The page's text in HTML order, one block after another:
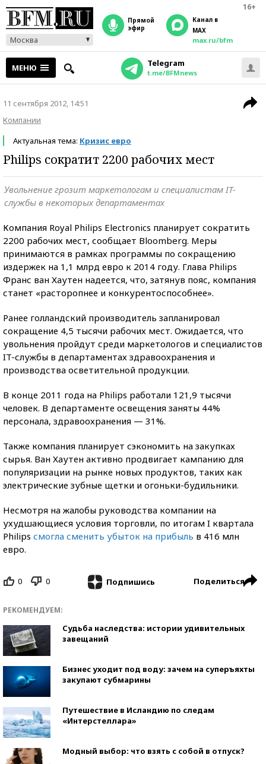
16+
Москва
прямой
эфир
Канал в
MAX
max.ru/bfm
МЕНЮ Telegram
t.me/BFMnews
11 сентября 2012, 14:51
Компании
Актуальная тема: Кризис евро
Philips сократит 2200 рабочих мест
Увольнение грозит маркетологам и специалистам IT-
службы в некоторых департаментах
Компания Royal Philips Electronics планирует сократить
2200 рабочих мест, сообщает Bloomberg. Меры
принимаются в рамках программы по сокращению
издержек на 1,1 млрд евро к 2014 году. Глава Philips
Франс ван Хаутен надеется, что, затянув пояс, компания
станет «расторопнее и конкурентоспособнее».
Ранее голландский производитель запланировал
сокращение 4,5 тысячи рабочих мест. Ожидается, что
увольнения пройдут среди маркетологов и специалистов
IT-службы в департаментах здравоохранения и
производства осветительной продукции.
В конце 2011 года на Philips работали 121,9 тысячи
человек. В департаменте освещения заняты 44%
персонала, здравоохранения — 31%.
Также компания планирует сэкономить на закупках
сырья. Ван Хаутен активно продвигает кампанию для
популяризации на рынке новых продуктов, таких как
электрические зубные щетки и огоньки-будильники.
Несмотря на жалобы руководства компании на
ухудшающиеся условия торговли, по итогам I квартала
Philips смогла сменить убыток на прибыль в 416 млн
евро.
0 0 Подпишись Поделиться
РЕКОМЕНДУЕМ:
Судьба наследства: истории удивительных
завещаний
Бизнес уходит под воду: зачем на суперъяхты
закупают субмарины
Путешествие в Исландию по следам
«Интерстеллара»
Модный выбор: что взять с собой в отпуск?